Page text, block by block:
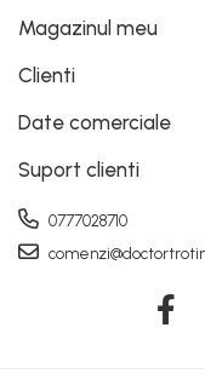
Magazinul meu
Clienti
Date comerciale
Suport clienti
0777028710